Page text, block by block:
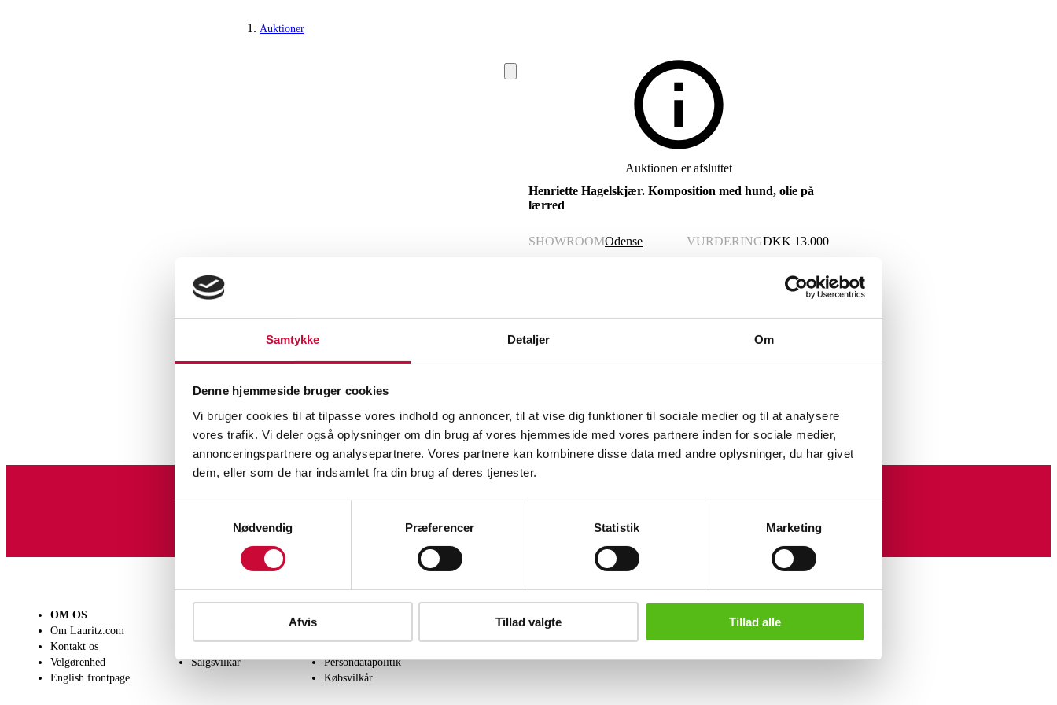
Samtykke Detaljer Om
Denne hjemmeside bruger cookies
Vi bruger cookies til at tilpasse vores indhold og annoncer, til at vise dig funktioner til sociale medier og til at analysere
vores trafik. Vi deler også oplysninger om din brug af vores hjemmeside med vores partnere inden for sociale medier,
annonceringspartnere og analysepartnere. Vores partnere kan kombinere disse data med andre oplysninger, du har givet
dem, eller som de har indsamlet fra din brug af deres tjenester.
Nødvendig
Præferencer Statistik Marketing
Afvis Tillad valgte Tillad alle
Auktioner
Maleri og skulpturer
Auktionen er afsluttet
Henriette Hagelskjær. Komposition med hund, olie på
lærred
SHOWROOMOdense VURDERINGDKK 13.000
Beskrivelse
cm
Lignende varer
OM OS
Om Lauritz.com
Kontakt os
Velgørenhed
English frontpage
Salgsvilkår
Persondatapolitik
Købsvilkår